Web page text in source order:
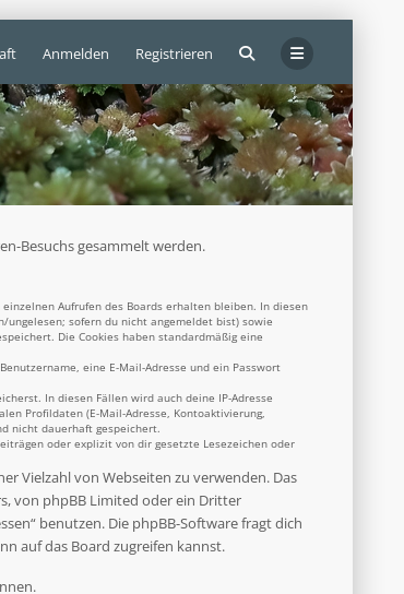
Anmelden Registrieren
Besuchs gesammelt werden.
Aufrufen des Boards erhalten bleiben. In diesen
ungelesen; sofern du nicht angemeldet bist) sowie
Die Cookies haben standardmäßig eine
eine E-Mail-Adresse und ein Passwort
In diesen Fällen wird auch deine IP-Adresse
Profildaten (E-Mail-Adresse, Kontoaktivierung,
nicht dauerhaft gespeichert.
oder explizit von dir gesetzte Lesezeichen oder
Vielzahl von Webseiten zu verwenden. Das
von phpBB Limited oder ein Dritter
benutzen. Die phpBB-Software fragt dich
auf das Board zugreifen kannst.